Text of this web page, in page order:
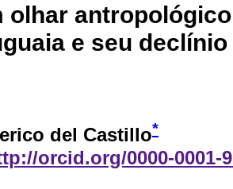
olhar
e seu declínio
del Castillo*
orcid.org/0000-0001-